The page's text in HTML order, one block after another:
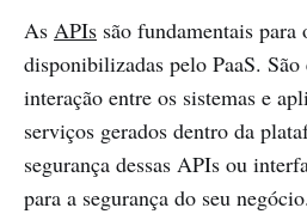
As APIs são fundamentais para
disponibilizadas pelo PaaS.
interação entre os sistemas e
serviços gerados dentro da
segurança dessas APIs ou
para a segurança do seu negócio.